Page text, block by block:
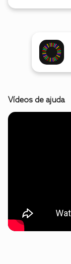
Vídeos de ajuda